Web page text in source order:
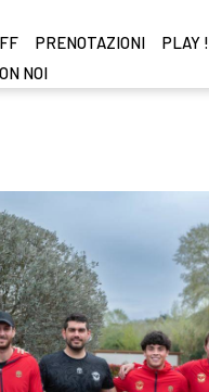
PRENOTAZIONI PLAY !
NOI